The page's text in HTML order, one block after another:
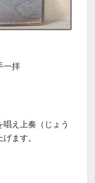
一拝
え上奏（じょう
ます。